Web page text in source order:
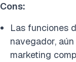
Cons:
Las funciones
navegador,
marketing